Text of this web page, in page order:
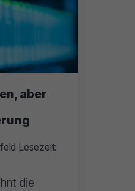
aber
Lesezeit:
die